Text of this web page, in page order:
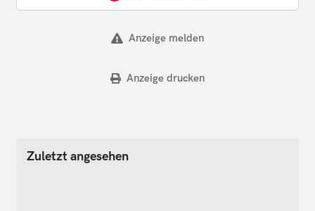
Anzeige melden
Anzeige drucken
Zuletzt angesehen